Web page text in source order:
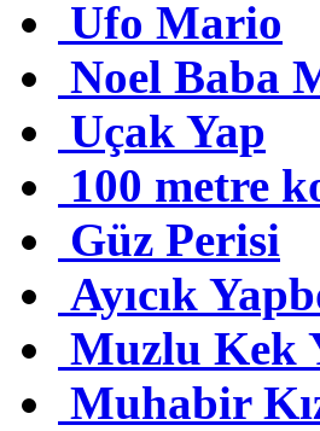
Ufo Mario
Noel Baba
Uçak Yap
100 metre
Güz Perisi
Ayıcık
Muzlu Kek
Muhabir